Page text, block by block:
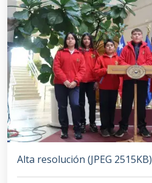
Alta resolución (JPEG 2515KB)